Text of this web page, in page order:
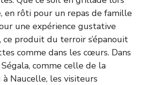
en rôti pour un repas de famille
une expérience gustative
ce produit du terroir s’épanouit
comme dans les cœurs. Dans
comme celle de la
Naucelle, les visiteurs